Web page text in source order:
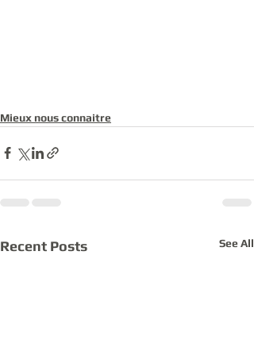
Mieux nous connaitre
Recent Posts See All